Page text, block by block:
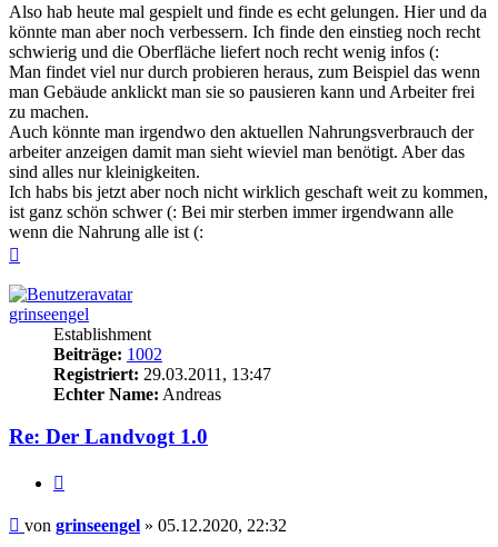
Also hab heute mal gespielt und finde es echt gelungen. Hier und da
könnte man aber noch verbessern. Ich finde den einstieg noch recht
schwierig und die Oberfläche liefert noch recht wenig infos (:
Man findet viel nur durch probieren heraus, zum Beispiel das wenn
man Gebäude anklickt man sie so pausieren kann und Arbeiter frei
zu machen.
Auch könnte man irgendwo den aktuellen Nahrungsverbrauch der
arbeiter anzeigen damit man sieht wieviel man benötigt. Aber das
sind alles nur kleinigkeiten.
Ich habs bis jetzt aber noch nicht wirklich geschaft weit zu kommen,
ist ganz schön schwer (: Bei mir sterben immer irgendwann alle
wenn die Nahrung alle ist (:
grinseengel
Establishment
Beiträge: 1002
Registriert: 29.03.2011, 13:47
Echter Name: Andreas
Re: Der Landvogt 1.0
Beitrag
von grinseengel » 05.12.2020, 22:32